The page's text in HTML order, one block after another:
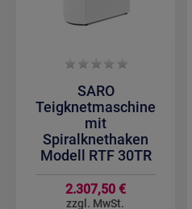
SARO
Teigknetmaschine
mit
Spiralknethaken
Modell RTF 30TR
2.307,50 €